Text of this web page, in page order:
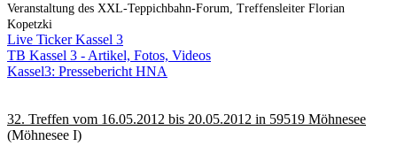
Veranstaltung des XXL-Teppichbahn-Forum, Treffensleiter Florian
Kopetzki
Live Ticker Kassel 3
TB Kassel 3 - Artikel, Fotos, Videos
Kassel3: Pressebericht HNA
32. Treffen vom 16.05.2012 bis 20.05.2012 in 59519 Möhnesee
(Möhnesee I)